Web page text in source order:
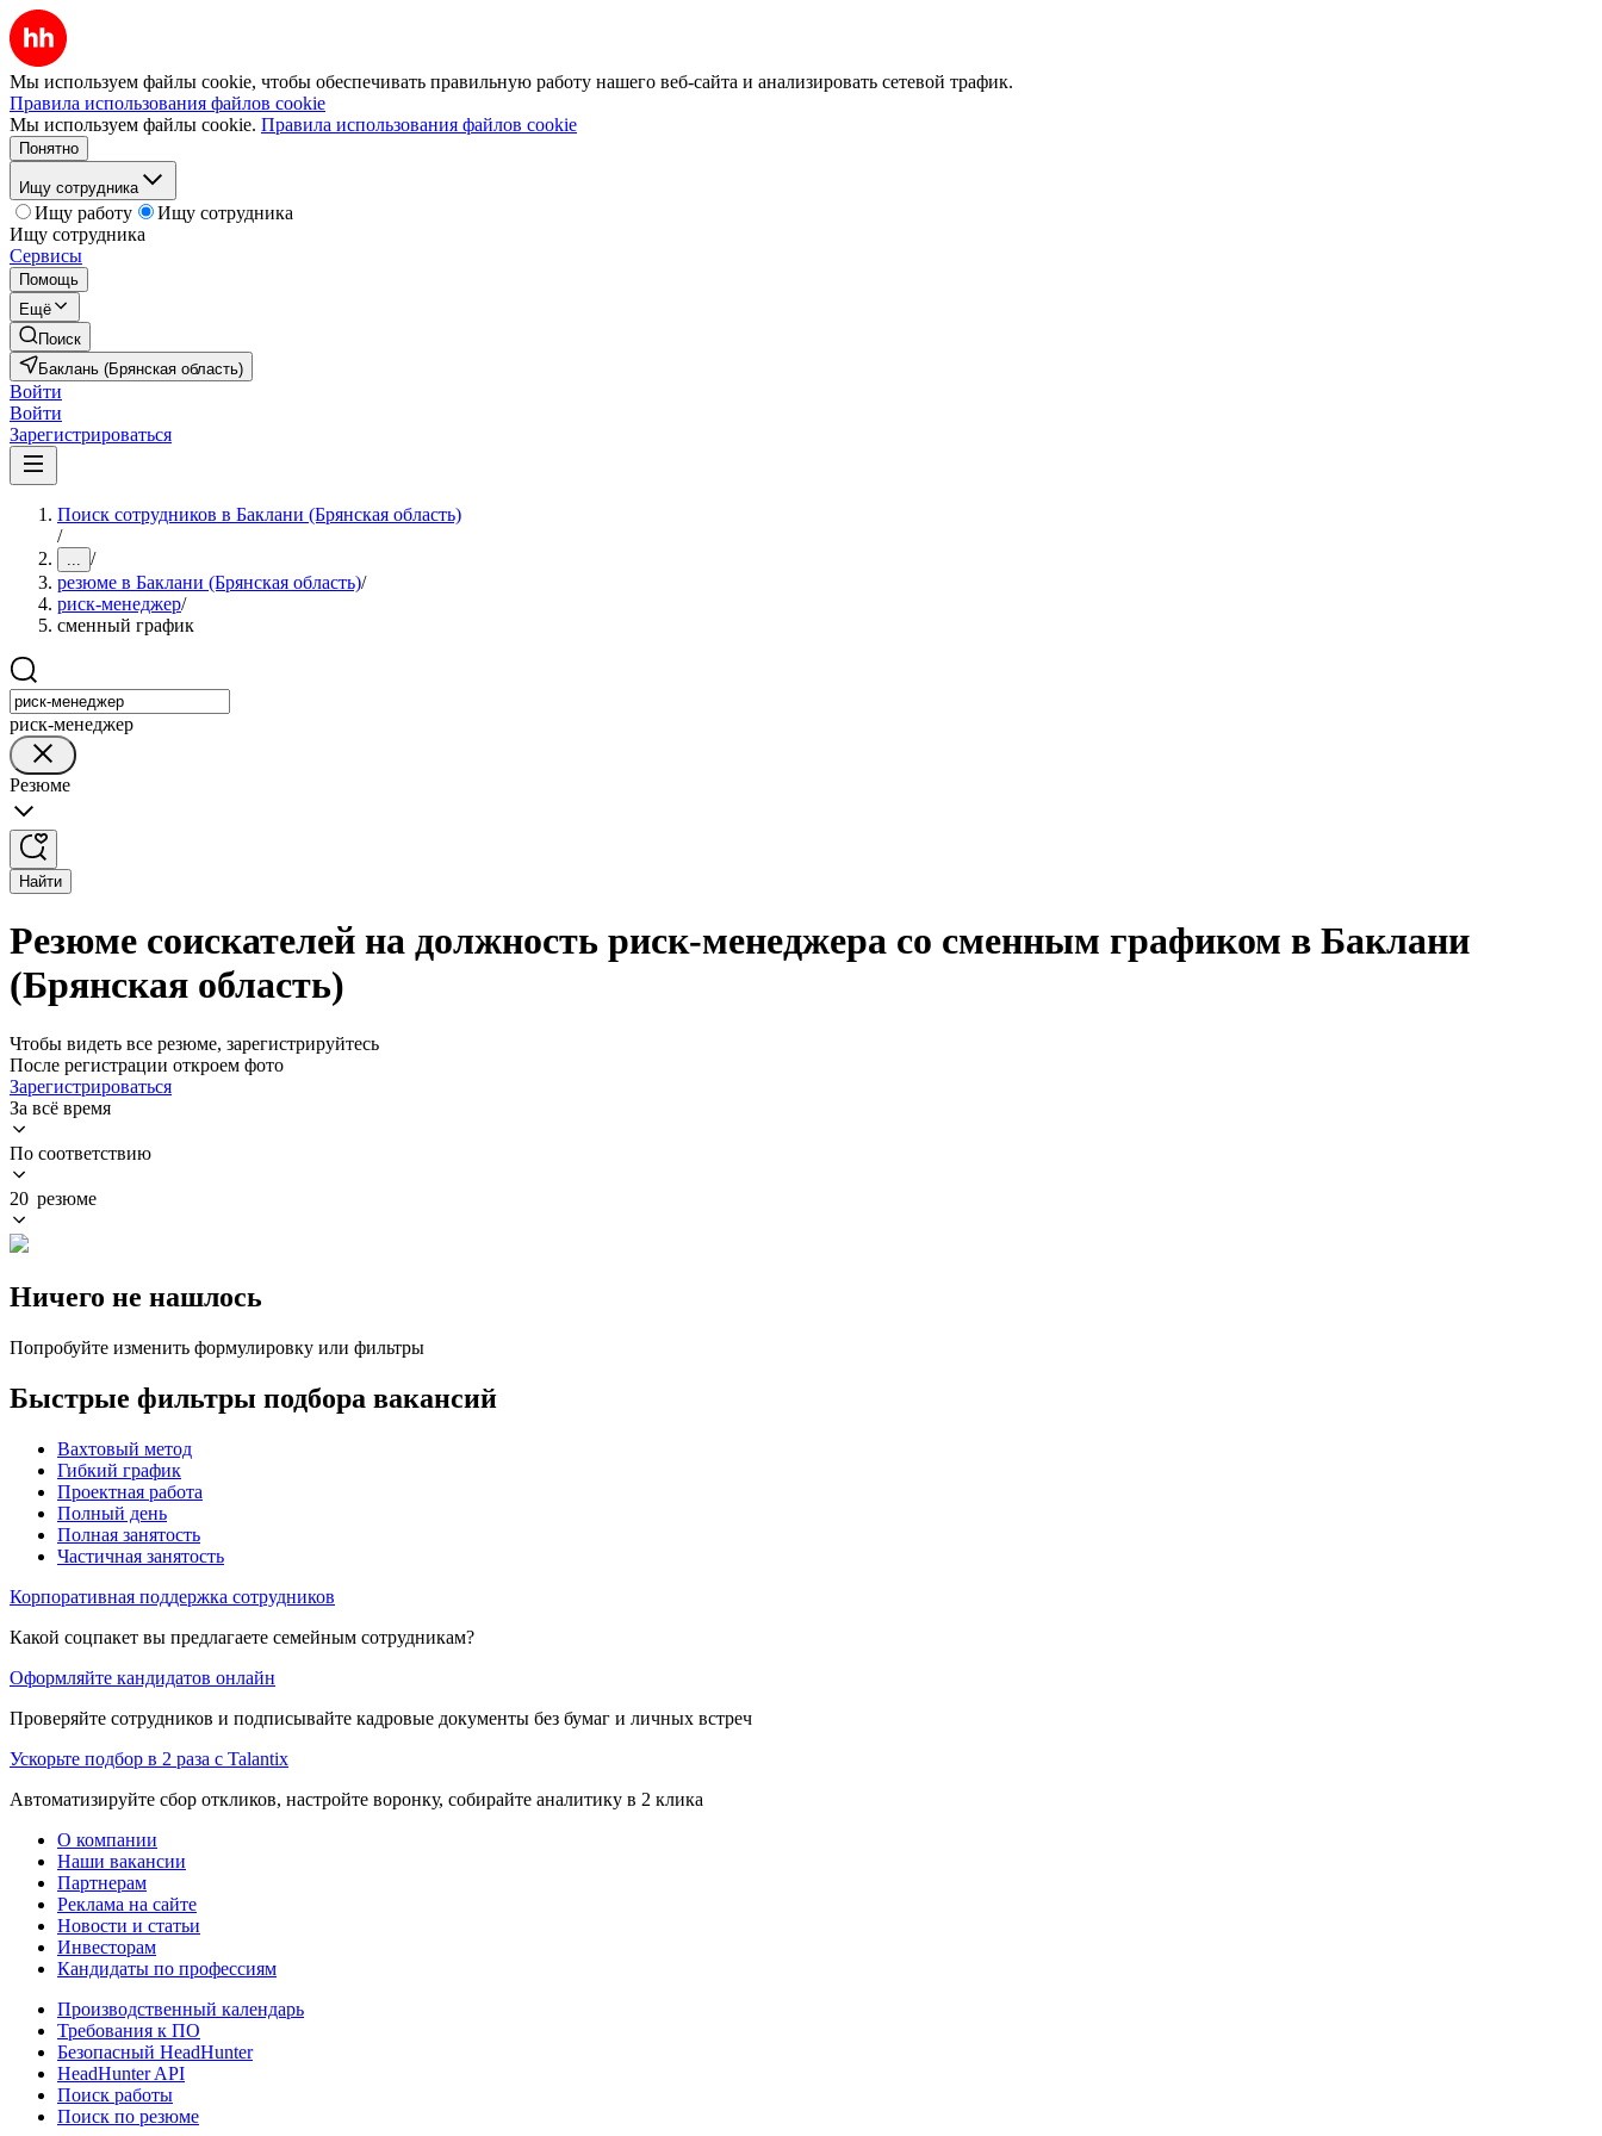
Мы используем файлы cookie, чтобы обеспечивать правильную работу нашего веб-сайта и анализировать сетевой трафик.
Правила использования файлов cookie
Мы используем файлы cookie. Правила использования файлов cookie
Понятно
Ищу сотрудника
Ищу работу
Ищу сотрудника
Ищу сотрудника
Сервисы
Помощь
Ещё
Поиск
Баклань (Брянская область)
Войти
Войти
Зарегистрироваться
Поиск сотрудников в Баклани (Брянская область)
/
... /
резюме в Баклани (Брянская область)/
риск-менеджер/
сменный график
риск-менеджер
Резюме
Найти
Резюме соискателей на должность риск-менеджера со сменным графиком в Баклани
(Брянская область)
Чтобы видеть все резюме, зарегистрируйтесь
После регистрации откроем фото
Зарегистрироваться
За всё время
По соответствию
20 резюме
Ничего не нашлось
Попробуйте изменить формулировку или фильтры
Быстрые фильтры подбора вакансий
Вахтовый метод
Гибкий график
Проектная работа
Полный день
Полная занятость
Частичная занятость
Корпоративная поддержка сотрудников
Какой соцпакет вы предлагаете семейным сотрудникам?
Оформляйте кандидатов онлайн
Проверяйте сотрудников и подписывайте кадровые документы без бумаг и личных встреч
Ускорьте подбор в 2 раза с Talantix
Автоматизируйте сбор откликов, настройте воронку, собирайте аналитику в 2 клика
О компании
Наши вакансии
Партнерам
Реклама на сайте
Новости и статьи
Инвесторам
Кандидаты по профессиям
Производственный календарь
Требования к ПО
Безопасный HeadHunter
HeadHunter API
Поиск работы
Поиск по резюме